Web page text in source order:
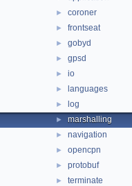
► coroner
► frontseat
► gobyd
► gpsd
► io
► languages
► log
► marshalling
► navigation
► opencpn
► protobuf
► terminate